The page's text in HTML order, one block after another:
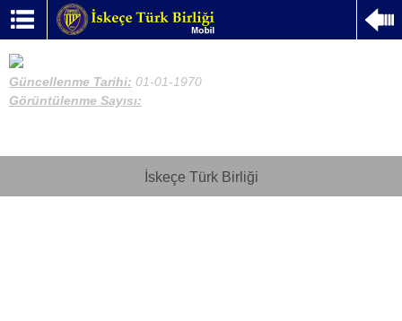
Güncellenme Tarihi: 01-01-1970
Görüntülenme Sayısı:
İskeçe Türk Birliği